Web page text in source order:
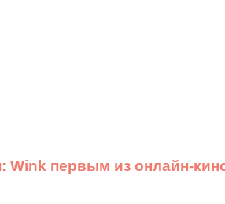
Wink первым из онлайн-